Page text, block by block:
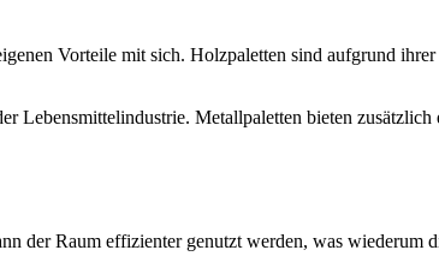
Vorteile mit sich. Holzpaletten sind aufgrund
Lebensmittelindustrie. Metallpaletten bieten
der Raum effizienter genutzt werden, was wiederum